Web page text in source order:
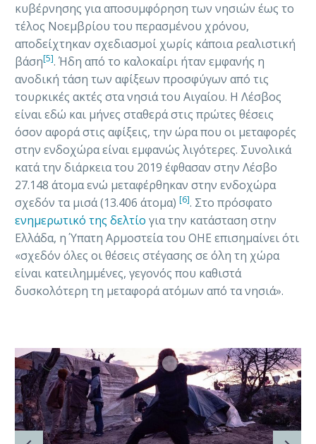
κυβέρνησης για αποσυμφόρηση των νησιών έως το
τέλος Νοεμβρίου του περασμένου χρόνου,
αποδείχτηκαν σχεδιασμοί χωρίς κάποια ρεαλιστική
βάση[5]. Ήδη από το καλοκαίρι ήταν εμφανής η
ανοδική τάση των αφίξεων προσφύγων από τις
τουρκικές ακτές στα νησιά του Αιγαίου. Η Λέσβος
είναι εδώ και μήνες σταθερά στις πρώτες θέσεις
όσον αφορά στις αφίξεις, την ώρα που οι μεταφορές
στην ενδοχώρα είναι εμφανώς λιγότερες. Συνολικά
κατά την διάρκεια του 2019 έφθασαν στην Λέσβο
27.148 άτομα ενώ μεταφέρθηκαν στην ενδοχώρα
σχεδόν τα μισά (13.406 άτομα) [6]. Στο πρόσφατο
ενημερωτικό της δελτίο για την κατάσταση στην
Ελλάδα, η Ύπατη Αρμοστεία του ΟΗΕ επισημαίνει ότι
«σχεδόν όλες οι θέσεις στέγασης σε όλη τη χώρα
είναι κατειλημμένες, γεγονός που καθιστά
δυσκολότερη τη μεταφορά ατόμων από τα νησιά».